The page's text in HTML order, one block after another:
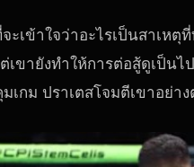
ะเข้าใจว่าอะไรเป็นสาเห
เขายังทำให้การต่อสู้ดูเป็น
เกม ปราเตสโจมตีเขาอย่